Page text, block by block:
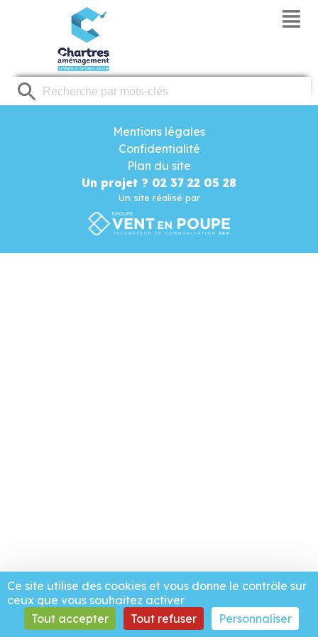
Mentions légales
Confidentialité
Plan du site
Un projet ? 02 37 22 05 28
Un site réalisé par
Panneau de gestion des cookies
Ce site utilise des cookies et vous donne le contrôle sur
ceux que vous souhaitez activer
Tout accepter
Tout refuser Personnaliser